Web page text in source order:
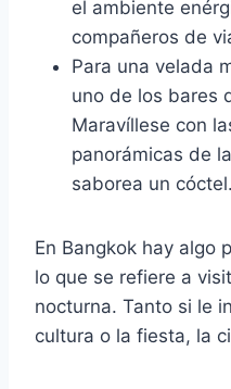
el ambiente
compañeros de
Para una velada
uno de los bares
Maravíllese con
panorámicas de
saborea un cóctel.
En Bangkok hay algo
lo que se refiere a
nocturna. Tanto si le
cultura o la fiesta, la